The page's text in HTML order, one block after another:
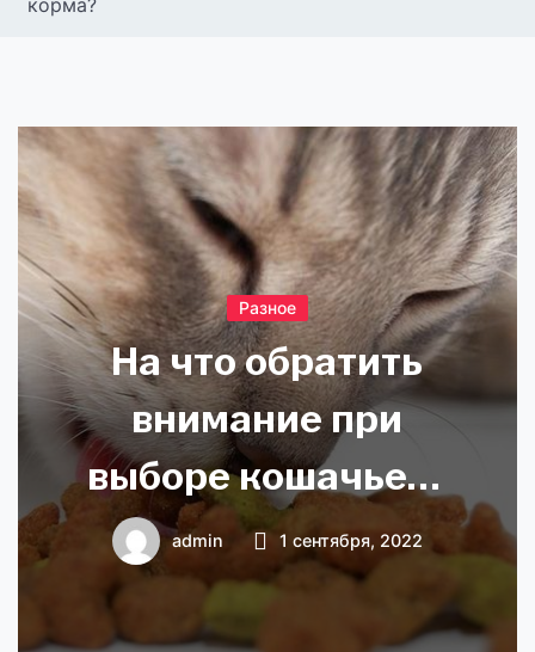
корма?
Разное
На что обратить
внимание при
выборе кошачьего
корма?
admin 1 сентября, 2022